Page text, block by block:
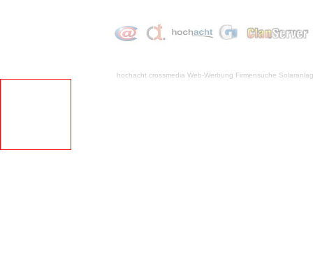
hochacht crossmedia Web-Werbung Firmensuche